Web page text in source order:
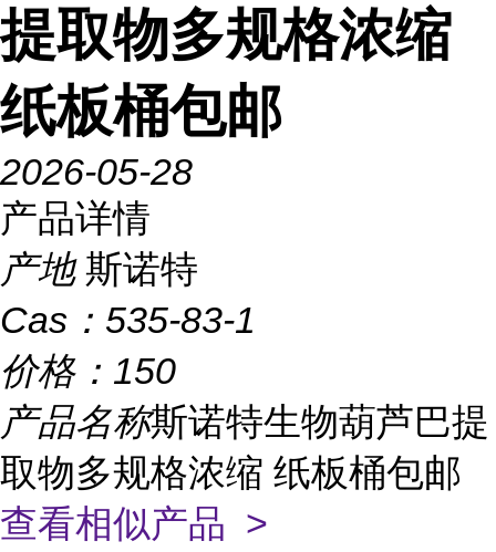
提取物多规格浓缩
纸板桶包邮
2026-05-28
产品详情
产地 斯诺特
Cas： 535-83-1
价格： 150
产品名称斯诺特生物葫芦巴提
取物多规格浓缩 纸板桶包邮
查看相似产品 >